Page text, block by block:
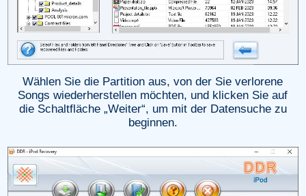
Wählen Sie die Partition aus, von der Sie verlorene
Songs wiederherstellen möchten, und klicken Sie auf
die Schaltfläche „Weiter“, um mit der Datensuche zu
beginnen.